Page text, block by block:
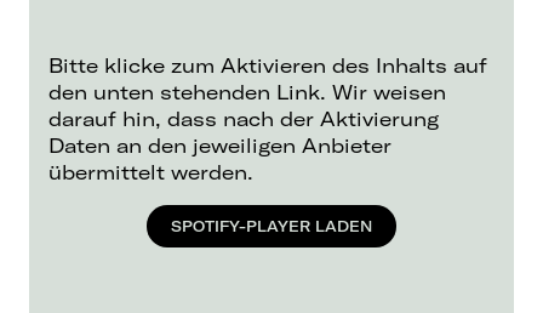
2Pac, repräsentiert Kelvyn Colt eine
Generation von Kindern, die sich, wie er,
zwischen zwei Kulturen wiederfinden. Seine
bedeutsamen und selbstmächtigen Texte,
melodisch getriebenen Klanglandschaft und
einzigartigen Mixturen der Musikalität halfen
ihm, sich ein Publikum aufzubauen, das zu
seinen turn-up Songs mosht oder zu seiner
Bitte klicke zum Aktivieren des Inhalts auf
den unten stehenden Link. Wir weisen
darauf hin, dass nach der Aktivierung
Daten an den jeweiligen Anbieter
übermittelt werden.
SPOTIFY-PLAYER LADEN